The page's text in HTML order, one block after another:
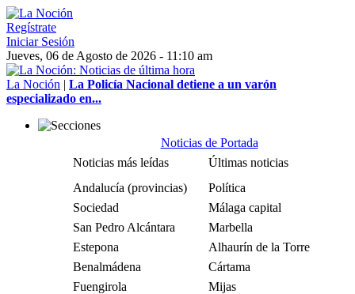
Regístrate
Iniciar Sesión
Jueves, 06 de Agosto de 2026 - 11:10 am
La Noción | La Policía Nacional detiene a un varón
especializado en...
Noticias de Portada
Noticias más leídas
Últimas noticias
Andalucía (provincias)
Política
Sociedad
Málaga capital
San Pedro Alcántara
Marbella
Estepona
Alhaurín de la Torre
Benalmádena
Cártama
Fuengirola
Mijas